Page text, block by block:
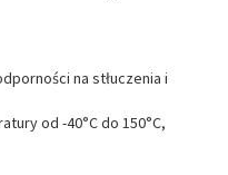
na stłuczenia i
od -40°C do 150°C,
się